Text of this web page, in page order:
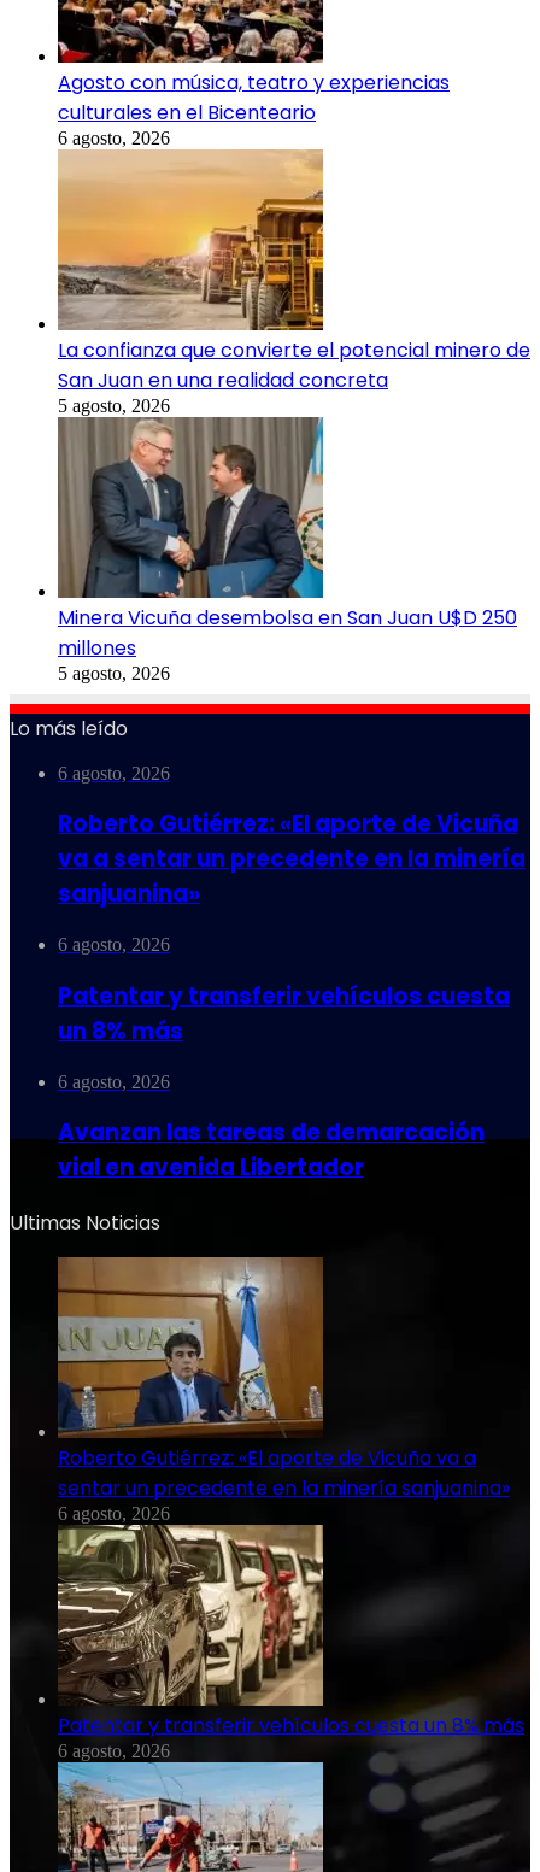
Agosto con música, teatro y experiencias
culturales en el Bicenteario
6 agosto, 2026
La confianza que convierte el potencial minero de
San Juan en una realidad concreta
5 agosto, 2026
Minera Vicuña desembolsa en San Juan U$D 250
millones
5 agosto, 2026
Lo más leído
6 agosto, 2026
Roberto Gutiérrez: «El aporte de Vicuña
va a sentar un precedente en la minería
sanjuanina»
6 agosto, 2026
Patentar y transferir vehículos cuesta
un 8% más
6 agosto, 2026
Avanzan las tareas de demarcación
vial en avenida Libertador
Ultimas Noticias
Roberto Gutiérrez: «El aporte de Vicuña va a
sentar un precedente en la minería sanjuanina»
6 agosto, 2026
Patentar y transferir vehículos cuesta un 8% más
6 agosto, 2026